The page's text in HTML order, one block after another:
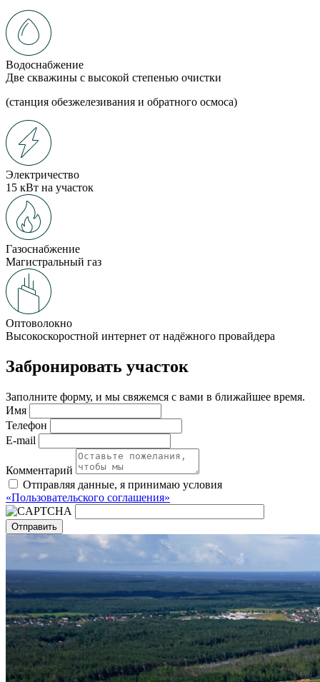
Водоснабжение
Две скважины с высокой степенью очистки
(станция обезжелезивания и обратного осмоса)
Электричество
15 кВт на участок
Газоснабжение
Магистральный газ
Оптоволокно
Высокоскоростной интернет от надёжного провайдера
Забронировать участок
Заполните форму, и мы свяжемся с вами в ближайшее время.
Имя
Телефон
E-mail
Комментарий
Отправляя данные, я принимаю условия
«Пользовательского соглашения»
Отправить